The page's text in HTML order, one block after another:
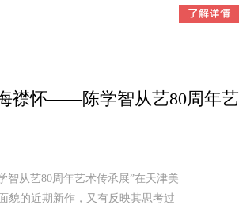
襟怀——陈学智从艺80周年艺
从艺80周年艺术传承展”在天津美
貌的近期新作，又有反映其思考过